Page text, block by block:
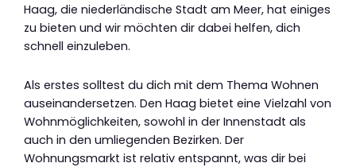
Haag, die niederländische Stadt am Meer, hat einiges
zu bieten und wir möchten dir dabei helfen, dich
schnell einzuleben.
Als erstes solltest du dich mit dem Thema Wohnen
auseinandersetzen. Den Haag bietet eine Vielzahl von
Wohnmöglichkeiten, sowohl in der Innenstadt als
auch in den umliegenden Bezirken. Der
Wohnungsmarkt ist relativ entspannt, was dir bei